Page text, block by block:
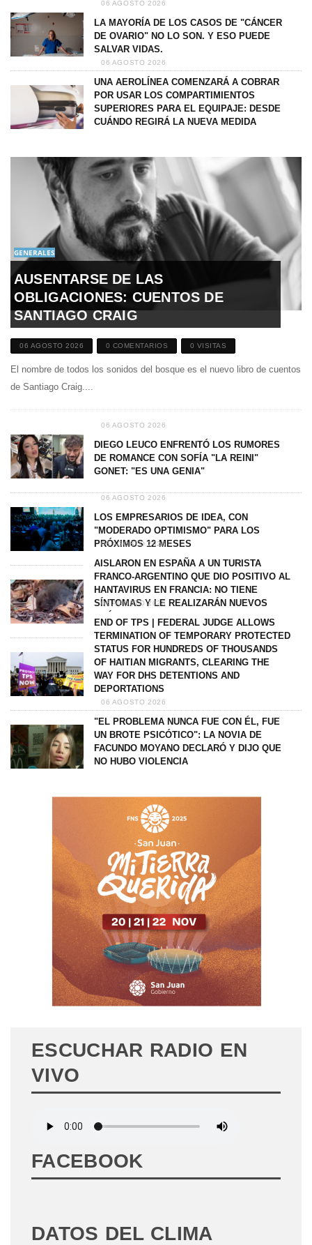
06 AGOSTO 2026
LA MAYORÍA DE LOS CASOS DE "CÁNCER
DE OVARIO" NO LO SON. Y ESO PUEDE
SALVAR VIDAS.
06 AGOSTO 2026
UNA AEROLÍNEA COMENZARÁ A COBRAR
POR USAR LOS COMPARTIMIENTOS
SUPERIORES PARA EL EQUIPAJE: DESDE
CUÁNDO REGIRÁ LA NUEVA MEDIDA
GENERALES
AUSENTARSE DE LAS
OBLIGACIONES: CUENTOS DE
SANTIAGO CRAIG
06 AGOSTO 2026 0 COMENTARIOS 0 VISITAS
El nombre de todos los sonidos del bosque es el nuevo libro de cuentos
de Santiago Craig....
06 AGOSTO 2026
DIEGO LEUCO ENFRENTÓ LOS RUMORES
DE ROMANCE CON SOFÍA "LA REINI"
GONET: "ES UNA GENIA"
06 AGOSTO 2026
LOS EMPRESARIOS DE IDEA, CON
"MODERADO OPTIMISMO" PARA LOS
PRÓXIMOS 12 MESES
06 AGOSTO 2026
AISLARON EN ESPAÑA A UN TURISTA
FRANCO-ARGENTINO QUE DIO POSITIVO AL
HANTAVIRUS EN FRANCIA: NO TIENE
SÍNTOMAS Y LE REALIZARÁN NUEVOS
06 AGOSTO 2026
END OF TPS | FEDERAL JUDGE ALLOWS
TERMINATION OF TEMPORARY PROTECTED
STATUS FOR HUNDREDS OF THOUSANDS
OF HAITIAN MIGRANTS, CLEARING THE
WAY FOR DHS DETENTIONS AND
DEPORTATIONS
06 AGOSTO 2026
"EL PROBLEMA NUNCA FUE CON ÉL, FUE
UN BROTE PSICÓTICO": LA NOVIA DE
FACUNDO MOYANO DECLARÓ Y DIJO QUE
NO HUBO VIOLENCIA
ESCUCHAR RADIO EN
VIVO
FACEBOOK
DATOS DEL CLIMA